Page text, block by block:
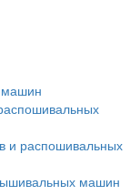
и распошивальных
машин